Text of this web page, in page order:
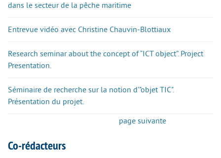
dans le secteur de la pêche maritime
Entrevue vidéo avec Christine Chauvin-Blottiaux
Research seminar about the concept of “ICT object”. Project
Presentation.
Séminaire de recherche sur la notion d’"objet TIC".
Présentation du projet.
page suivante
Co-rédacteurs